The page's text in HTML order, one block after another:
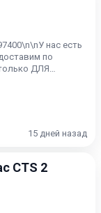
нас есть
по
ДЛЯ
ресурс...
15 дней назад
CTS 2